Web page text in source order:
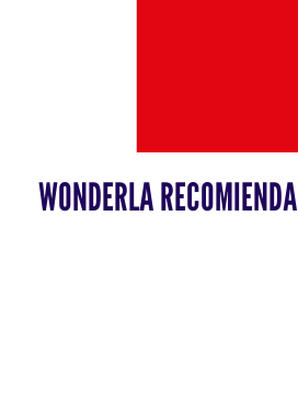
WONDERLA RECOMIENDA